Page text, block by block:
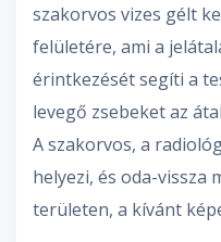
szakorvos vizes gélt
felületére, ami a
érintkezését segíti a
levegő zsebeket az
A szakorvos, a
helyezi, és oda-vissza
területen, a kívánt